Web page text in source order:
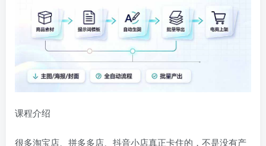
课程介绍
很多淘宝店、拼多多店、抖音小店真正卡住的，不是没有产